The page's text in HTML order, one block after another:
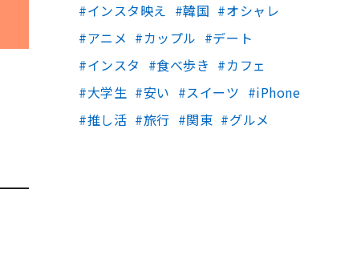
インスタ映え
韓国
オシャレ
アニメ
カップル
デート
インスタ
食べ歩き
カフェ
大学生
安い スイーツ
iPhone
推し活
旅行 関東 グルメ